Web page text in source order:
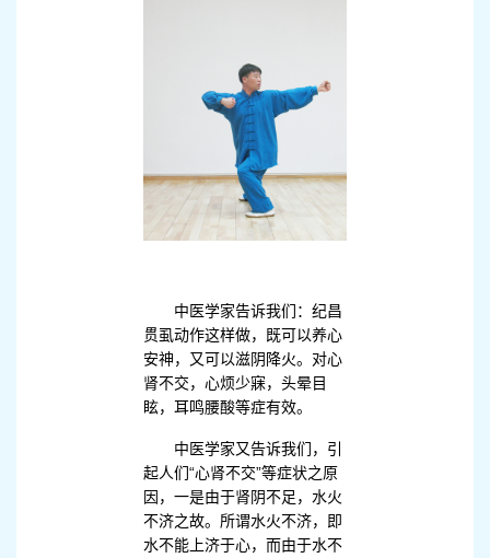
中医学家告诉我们：纪昌
贯虱动作这样做，既可以养心
安神，又可以滋阴降火。对心
肾不交，心烦少寐，头晕目
眩，耳鸣腰酸等症有效。
中医学家又告诉我们，引
起人们“心肾不交”等症状之原
因，一是由于肾阴不足，水火
不济之故。所谓水火不济，即
水不能上济于心，而由于水不